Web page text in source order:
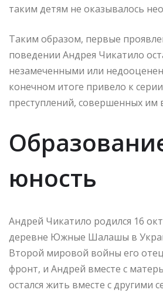
таким детям не оказывалось
Таким образом, первые
поведении Андрея Чикатило
незамеченными или
конечном итоге привело к
преступлений, совершенных им
юность
Андрей Чикатило родился 16
деревне Южные Шалашы в
Второй мировой войны его
фронт, и Андрей вместе с
остался жить вместе с другими